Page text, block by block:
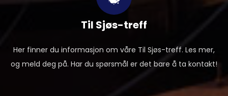
Til Sjøs-treff
Her finner du informasjon om våre Til Sjøs-treff. Les mer,
og meld deg på. Har du spørsmål er det bare å ta kontakt!